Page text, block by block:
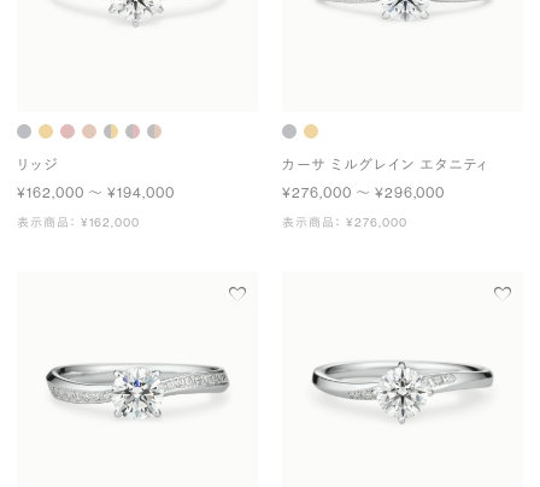
リッジ
¥162,000 〜 ¥194,000
表示商品： ¥162,000
カーサ ミルグレイン エタニティ
¥276,000 〜 ¥296,000
表示商品： ¥276,000